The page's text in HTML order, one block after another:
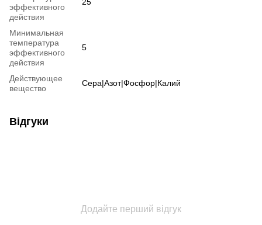
эффективного
действия
Минимальная
температура
эффективного
действия
5
Действующее
вещество
Сера|Азот|Фосфор|Калий
Відгуки
Додайте перший відгук